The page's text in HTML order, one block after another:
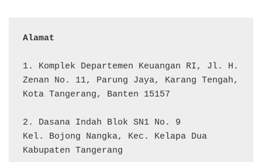
Alamat
1. Komplek Departemen Keuangan RI, Jl. H.
Zenan No. 11, Parung Jaya, Karang Tengah,
Kota Tangerang, Banten 15157
2. Dasana Indah Blok SN1 No. 9
Kel. Bojong Nangka, Kec. Kelapa Dua
Kabupaten Tangerang